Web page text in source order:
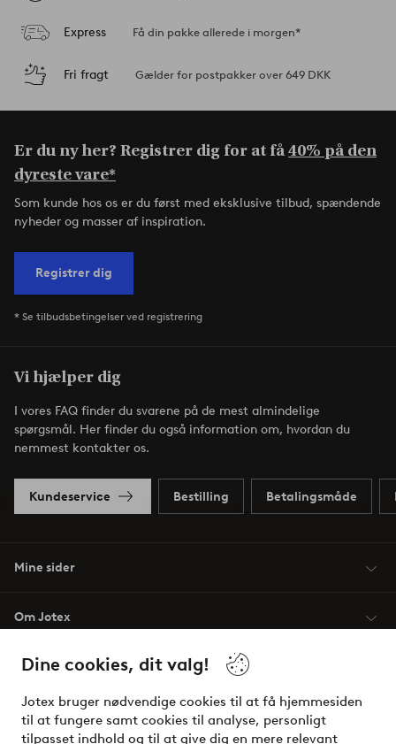
Dine cookies, dit valg!
Jotex bruger nødvendige cookies til at få hjemmesiden
til at fungere samt cookies til analyse, personligt
tilpasset indhold og til at give dig en mere relevant
Express Få din pakke allerede i morgen*
Fri fragt Gælder for postpakker over 649 DKK
Er du ny her? Registrer dig for at få40% på den
dyreste vare*
Som kunde hos os er du først med eksklusive tilbud, spændende
nyheder og masser af inspiration.
Registrer dig
* Se tilbudsbetingelser ved registrering
Vi hjælper dig
I vores FAQ finder du svarene på de mest almindelige
spørgsmål. Her finder du også information om, hvordan du
nemmest kontakter os.
Kundeservice Bestilling Betalingsmåde
Mine sider
Om Jotex
Vilkår
Venner